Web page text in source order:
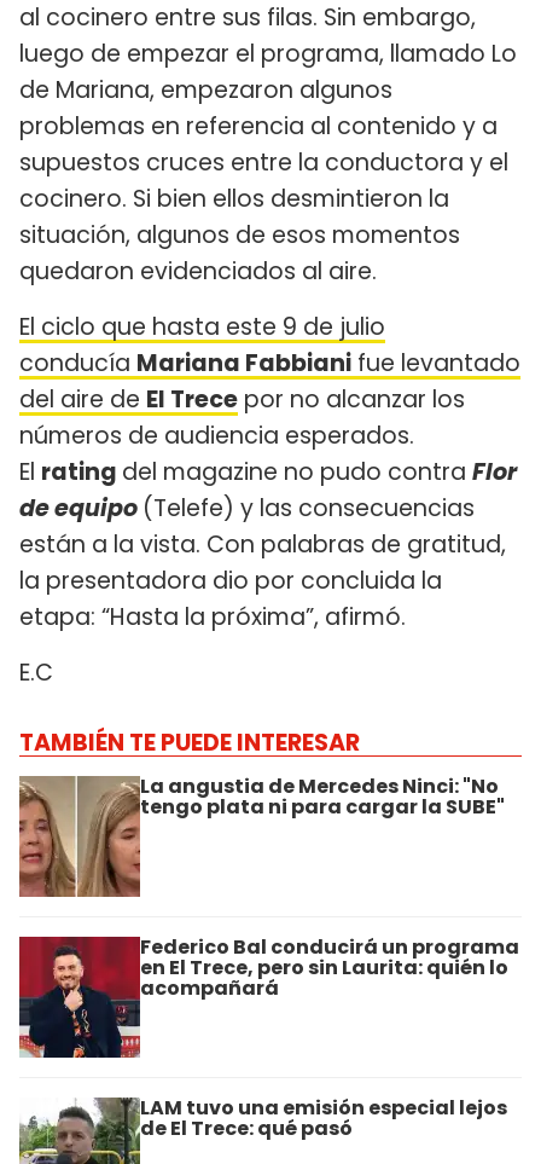
al cocinero entre sus filas. Sin embargo,
luego de empezar el programa, llamado Lo
de Mariana, empezaron algunos
problemas en referencia al contenido y a
supuestos cruces entre la conductora y el
cocinero. Si bien ellos desmintieron la
situación, algunos de esos momentos
quedaron evidenciados al aire.
El ciclo que hasta este 9 de julio
conducía Mariana Fabbiani fue levantado
del aire de El Trece por no alcanzar los
números de audiencia esperados.
El rating del magazine no pudo contra Flor
de equipo (Telefe) y las consecuencias
están a la vista. Con palabras de gratitud,
la presentadora dio por concluida la
etapa: “Hasta la próxima”, afirmó.
E.C
TAMBIÉN TE PUEDE INTERESAR
La angustia de Mercedes Ninci: "No
tengo plata ni para cargar la SUBE"
Federico Bal conducirá un programa
en El Trece, pero sin Laurita: quién lo
acompañará
LAM tuvo una emisión especial lejos
de El Trece: qué pasó